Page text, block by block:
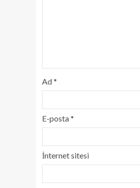
Ad*
E-posta*
İnternet sitesi